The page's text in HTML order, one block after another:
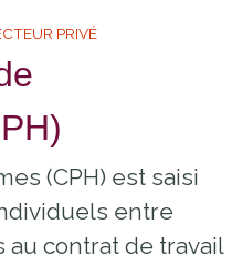
PRIVÉ
(CPH) est saisi
entre
contrat de travail